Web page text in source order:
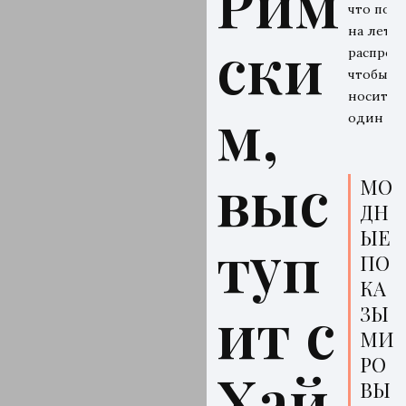
ски
м,
выс
туп
ит с
что
на
чтобы
носить
один
МО
ДН
ЫЕ
ПО
КА
ЗЫ
МИ
РО
ВЫ